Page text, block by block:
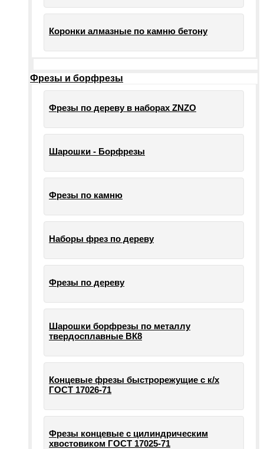
Коронки алмазные по камню бетону
Фрезы и борфрезы
Фрезы по дереву в наборах ZNZO
Шарошки - Борфрезы
Фрезы по камню
Наборы фрез по дереву
Фрезы по дереву
Шарошки борфрезы по металлу
твердосплавные ВК8
Концевые фрезы быстрорежущие с к/х
ГОСТ 17026-71
Фрезы концевые с цилиндрическим
хвостовиком ГОСТ 17025-71